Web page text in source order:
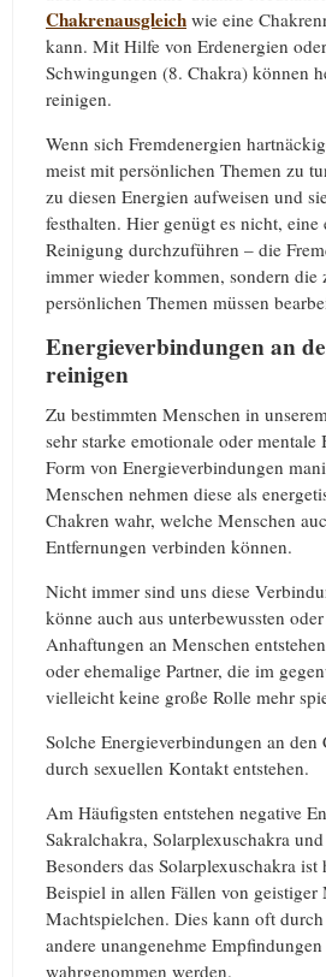
Chakrenausgleich wie eine
kann. Mit Hilfe von Erdenergien
Schwingungen (8. Chakra) können
reinigen.
Wenn sich Fremdenergien
meist mit persönlichen Themen zu
zu diesen Energien aufweisen und
festhalten. Hier genügt es nicht, eine
Reinigung durchzuführen – die
immer wieder kommen, sondern die
persönlichen Themen müssen
Energieverbindungen an
reinigen
Zu bestimmten Menschen in
sehr starke emotionale oder
Form von Energieverbindungen
Menschen nehmen diese als
Chakren wahr, welche Menschen
Entfernungen verbinden können.
Nicht immer sind uns diese
könne auch aus unterbewussten
Anhaftungen an Menschen
oder ehemalige Partner, die im
vielleicht keine große Rolle mehr
Solche Energieverbindungen an den
durch sexuellen Kontakt entstehen.
Am Häufigsten entstehen negative
Sakralchakra, Solarplexuschakra
Besonders das Solarplexuschakra
Beispiel in allen Fällen von
Machtspielchen. Dies kann oft
andere unangenehme
wahrgenommen werden.